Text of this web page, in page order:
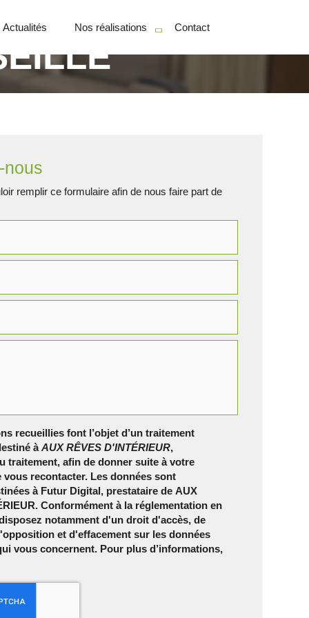
Actualités Nos réalisations
Particuliers
Contact
nous
remplir ce formulaire afin de nous faire part de
recueillies font l’objet d’un traitement
àAUX RÊVES D'INTÉRIEUR,
traitement, afin de donner suite à votre
vous recontacter. Les données sont
à Futur Digital, prestataire de AUX
Conformément à la réglementation en
notamment d'un droit d'accès, de
et d'effacement sur les données
vous concernent. Pour plus d’informations,